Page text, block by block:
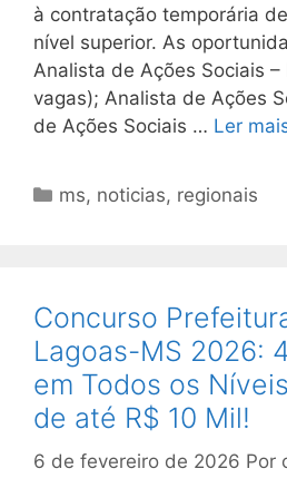
à contratação temporária
nível superior. As
Analista de Ações Sociais –
vagas); Analista de Ações
de Ações Sociais … Ler
Categorias
ms, noticias, regionais
Concurso
Lagoas-MS 2026:
em Todos os
de até R$ 10 Mil!
6 de fevereiro de 2026 Por